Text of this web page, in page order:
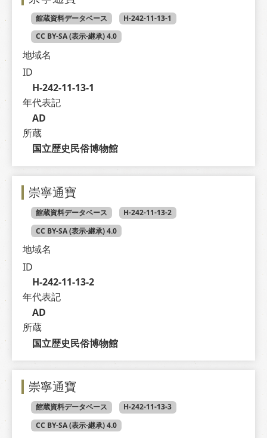
館蔵資料データベース
H-242-11-13-1
CC BY-SA (表示-継承) 4.0
地域名
ID
H-242-11-13-1
年代表記
AD
所蔵
国立歴史民俗博物館
崇寧通寶
館蔵資料データベース
H-242-11-13-2
CC BY-SA (表示-継承) 4.0
地域名
ID
H-242-11-13-2
年代表記
AD
所蔵
国立歴史民俗博物館
崇寧通寶
館蔵資料データベース
H-242-11-13-3
CC BY-SA (表示-継承) 4.0